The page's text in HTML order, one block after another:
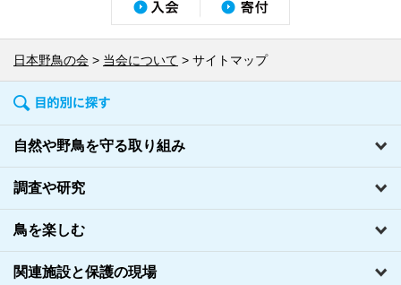
日本野鳥の会 当会について サイトマップ
自然や野鳥を守る取り組み
調査や研究
鳥を楽しむ
関連施設と保護の現場